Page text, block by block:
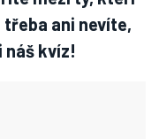
ani nevíte,
náš kvíz!